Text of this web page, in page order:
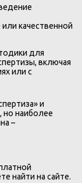
качественной
для
включая
или с
и
но наиболее
–
найти на сайте.